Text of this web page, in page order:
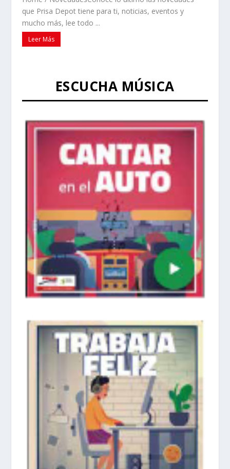
que Prisa Depot tiene para ti, noticias, eventos y
mucho más, lee todo ...
Leer Más
ESCUCHA MÚSICA